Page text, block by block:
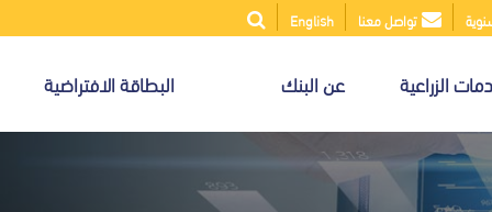
تواصل معنا English
الزراعية عن البنك البطاقة الافتراضية